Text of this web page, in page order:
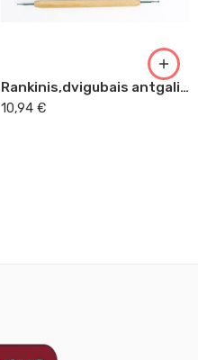
Rankinis,dvigubais antgaliais perforatorius
10,94 €
0,85 x 1,3 mm
1,8 x 2,2 mm